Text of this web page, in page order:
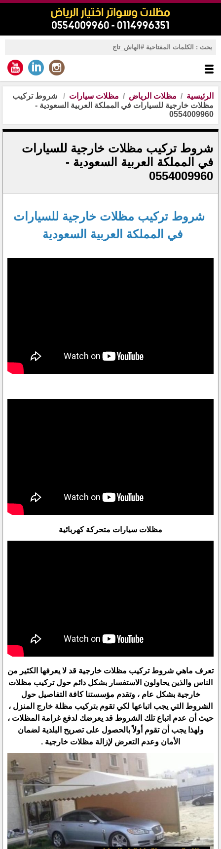
الرئيسية مظلات الرياض مظلات سيارات
شروط تركيب
مظلات خارجية للسيارات في المملكة العربية السعودية -
0554009960
شروط تركيب مظلات خارجية للسيارات
في المملكة العربية السعودية -
0554009960
شروط تركيب مظلات خارجية للسيارات
في المملكة العربية السعودية
مظلات سيارات متحركة كهربائية
تعرف ماهي شروط تركيب مظلات خارجية قد لا يعرفها الكثير من
الناس والذين يحاولون الاستفسار بشكل دائم حول تركيب مظلات
خارجية بشكل عام ، وتقدم مؤسستنا كافة التفاصيل حول
الشروط التي يجب اتباعها لكي تقوم بتركيب مظلة خارج المنزل ،
حيث أن عدم اتباع تلك الشروط قد يعرضك لدفع غرامة المظلات ،
ولهذا يجب أن تقوم أولاً بالحصول على تصريح البلدية لضمان
الأمان وعدم التعرض لإزالة مظلات خارجية .